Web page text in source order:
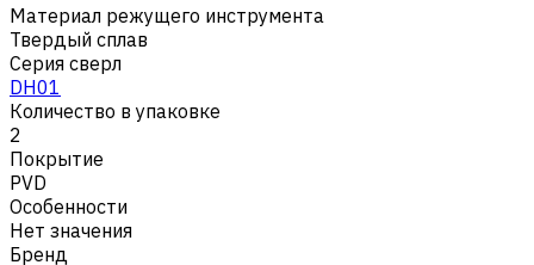
Материал режущего инструмента
Твердый сплав
Серия сверл
DH01
Количество в упаковке
2
Покрытие
PVD
Особенности
Нет значения
Бренд